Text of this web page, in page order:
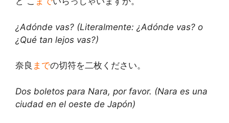
¿Adónde vas? (Literalmente: ¿Adónde vas? o
¿Qué tan lejos vas?)
奈良 までの切符を二枚ください。
Dos boletos para Nara, por favor. (Nara es una
ciudad en el oeste de Japón)